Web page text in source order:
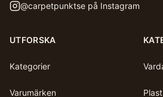
@carpetpunktse på Instagram
UTFORSKA
Kategorier
Varumärken